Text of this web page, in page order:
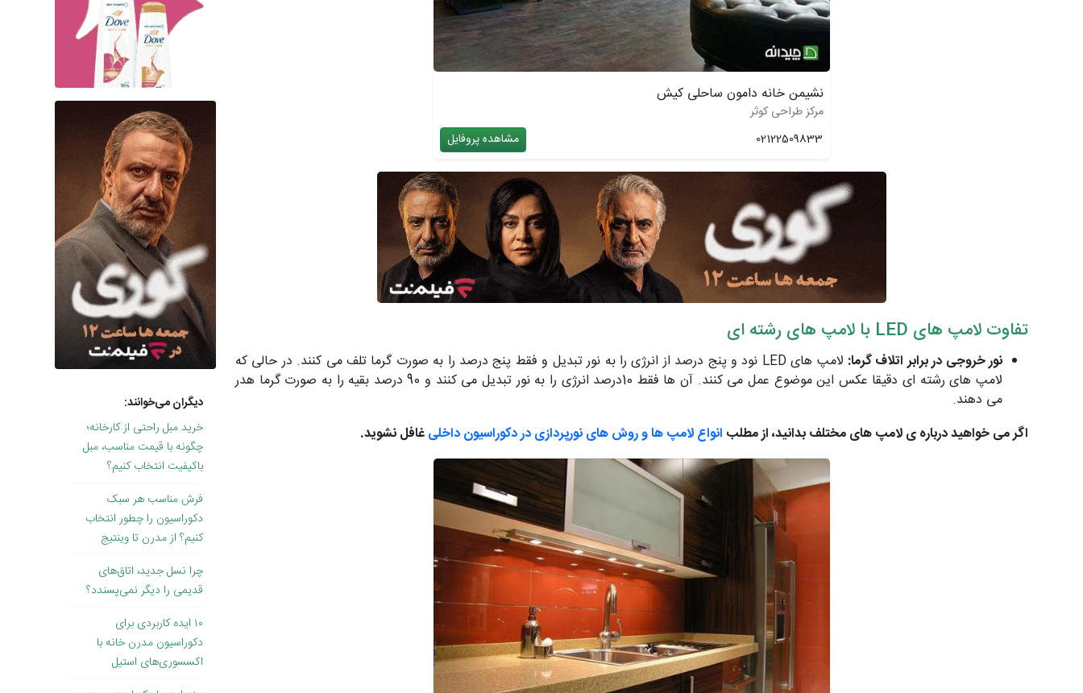
نشیمن خانه دامون ساحلی کیش
مرکز طراحی کوثر
02122509833
مشاهده پروفایل
تفاوت لامپ های LED با لامپ های رشته ای
نور خروجی در برابر اتلاف گرما:
لامپ های LED نود و پنج درصد از انرژی را به نور تبدیل و فقط پنج درصد را به صورت گرما تلف می کنند. در حالی که
لامپ های رشته ای دقیقا عکس این موضوع عمل می کنند. آن ها فقط 10درصد انرژی را به نور تبدیل می کنند و 90 درصد بقیه را به صورت گرما هدر
می دهند.
اگر می خواهید درباره ی لامپ های مختلف بدانید، از مطلب انواع لامپ ها و روش های نورپردازی در دکوراسیون داخلیغافل نشوید.
دیگران می‌خوانند:
خرید مبل راحتی از کارخانه؛
چگونه با قیمت مناسب، مبل
باکیفیت انتخاب کنیم؟
فرش مناسب هر سبک
دکوراسیون را چطور انتخاب
کنیم؟ از مدرن تا وینتیج
چرا نسل جدید، اتاق‌های
قدیمی را دیگر نمی‌پسندد؟
۱۰ ایده کاربردی برای
دکوراسیون مدرن خانه با
اکسسوری‌های استیل